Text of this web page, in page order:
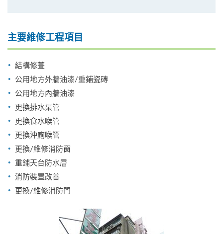
主要維修工程項目
結構修葺
公用地方外牆油漆/重鋪瓷磚
公用地方內牆油漆
更換排水渠管
更換食水喉管
更換沖廁喉管
更換/維修消防窗
重鋪天台防水層
消防裝置改善
更換/維修消防門